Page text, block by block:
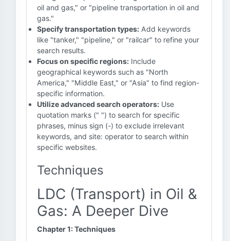
oil and gas," or "pipeline transportation in oil and
gas."
Specify transportation types: Add keywords
like "tanker," "pipeline," or "railcar" to refine your
search results.
Focus on specific regions: Include
geographical keywords such as "North
America," "Middle East," or "Asia" to find region-
specific information.
Utilize advanced search operators: Use
quotation marks (" ") to search for specific
phrases, minus sign (-) to exclude irrelevant
keywords, and site: operator to search within
specific websites.
Techniques
LDC (Transport) in Oil &
Gas: A Deeper Dive
Chapter 1: Techniques